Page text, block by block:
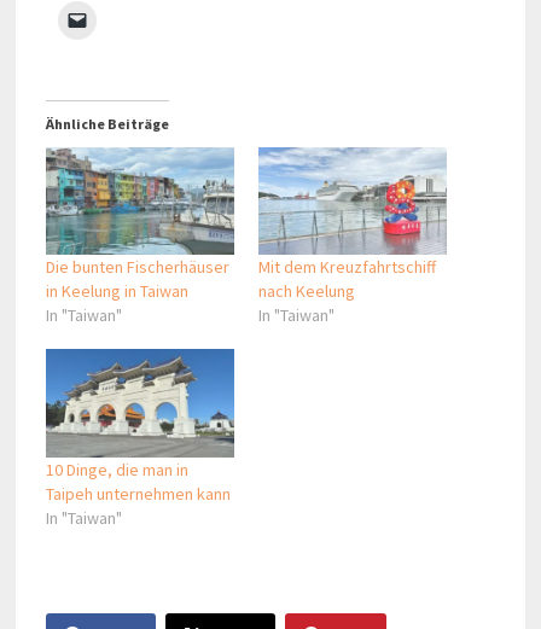
Ähnliche Beiträge
Die bunten Fischerhäuser
in Keelung in Taiwan
In "Taiwan"
Mit dem Kreuzfahrtschiff
nach Keelung
In "Taiwan"
10 Dinge, die man in
Taipeh unternehmen kann
In "Taiwan"